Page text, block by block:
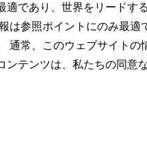
適であり、世界をリード
は参照ポイントにのみ最
通常、このウェブサイト
テンツは、私たちの同意